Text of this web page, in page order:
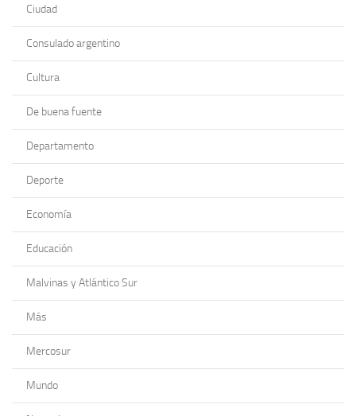
Ciudad
Consulado argentino
Cultura
De buena fuente
Departamento
Deporte
Economía
Educación
Malvinas y Atlántico Sur
Más
Mercosur
Mundo